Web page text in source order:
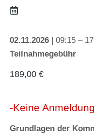
02.11.2026 | 09:15 –
Teilnahmegebühr
189,00 €
-Keine
Grundlagen der